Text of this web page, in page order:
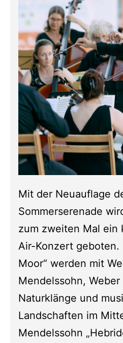
Mit der Neuauflage
Sommerserenade
zum zweiten Mal ein
Air-Konzert geboten.
Moor“ werden mit
Mendelssohn,
Naturklänge und
Landschaften im
Mendelssohn